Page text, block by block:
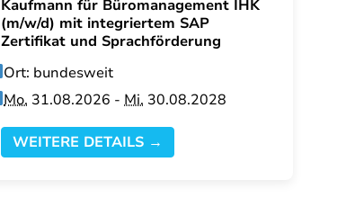
Kaufmann für Büromanagement IHK
(m/w/d) mit integriertem SAP
Zertifikat und Sprachförderung
Ort: bundesweit
Mo. 31.08.2026 -Mi. 30.08.2028
WEITERE DETAILS →